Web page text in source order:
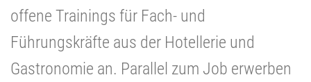
offene Trainings für Fach- und
Führungskräfte aus der Hotellerie und
Gastronomie an. Parallel zum Job erwerben